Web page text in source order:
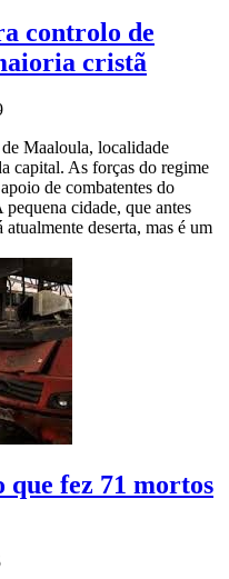
controlo de
cristã
Maaloula, localidade
capital. As forças do regime
de combatentes do
cidade, que antes
deserta, mas é um
que fez 71 mortos